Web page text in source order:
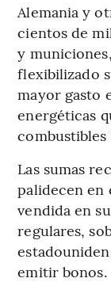
Alemania y
cientos de
y
flexibilizado
mayor gasto
energéticas
combustibles
Las sumas
palidecen en
vendida en
regulares,
emitir bonos.